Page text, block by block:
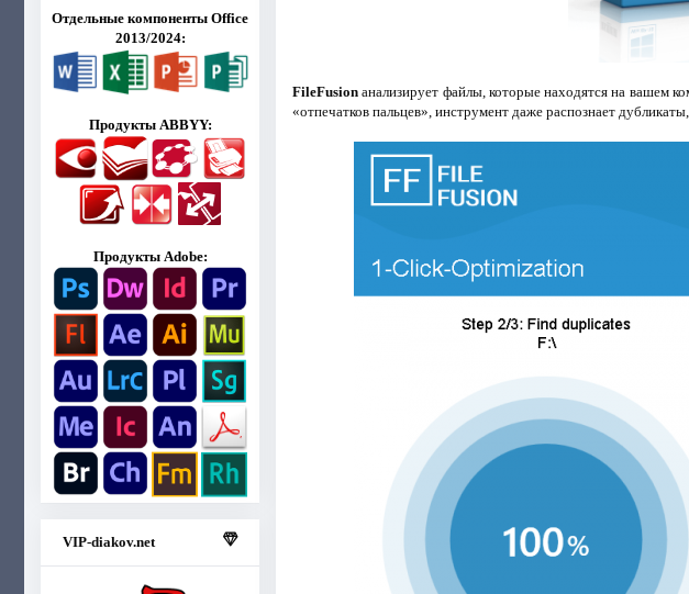
Отдельные компоненты Office
2013/2024:
Продукты ABBYY:
Продукты Adobe:
VIP-diakov.net
FileFusionанализирует файлы, которые находятся на вашем
«отпечатков пальцев», инструмент даже распознает